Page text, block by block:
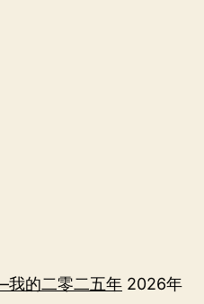
的二零二五年 2026年